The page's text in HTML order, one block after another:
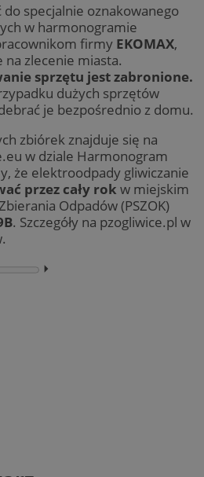
specjalnie oznakowanego
w harmonogramie
firmy EKOMAX,
zlecenie miasta.
sprzętu jest zabronione.
dużych sprzętów
je bezpośrednio z domu.
zbiórek znajduje się na
w dziale Harmonogram
że elektroodpady gliwiczanie
przez cały rok w miejskim
Odpadów (PSZOK)
. Szczegóły na pzogliwice.pl w
⏵︎